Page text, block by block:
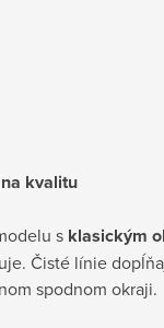
kvalitu
s klasickým
Čisté línie
spodnom okraji.